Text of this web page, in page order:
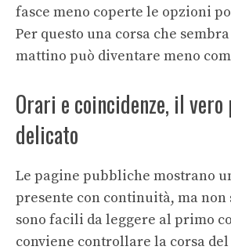
fasce meno coperte le opzioni
Per questo una corsa che
mattino può diventare meno
Orari e coincidenze, il vero
delicato
Le pagine pubbliche mostrano
presente con continuità, ma
sono facili da leggere al primo
conviene controllare la corsa